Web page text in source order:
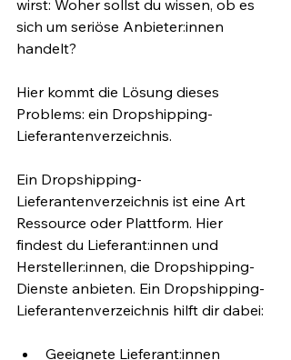
wirst: Woher sollst du wissen, ob es
sich um seriöse Anbieter:innen
handelt?
Hier kommt die Lösung dieses
Problems: ein Dropshipping-
Lieferantenverzeichnis.
Ein Dropshipping-
Lieferantenverzeichnis ist eine Art
Ressource oder Plattform. Hier
findest du Lieferant:innen und
Hersteller:innen, die Dropshipping-
Dienste anbieten. Ein Dropshipping-
Lieferantenverzeichnis hilft dir dabei:
Geeignete Lieferant:innen